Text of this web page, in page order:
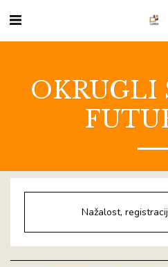
OKRUGLI
Nažalost,